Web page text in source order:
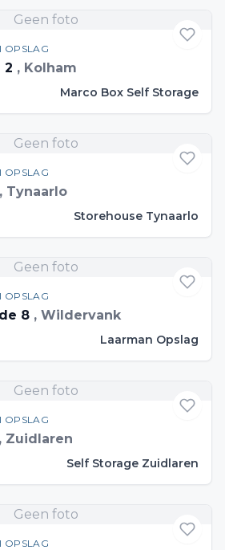
Geen foto
OPSLAG
2 , Kolham
Marco Box Self Storage
Geen foto
OPSLAG
, Tynaarlo
Storehouse Tynaarlo
Geen foto
OPSLAG
8 , Wildervank
Laarman Opslag
Geen foto
OPSLAG
, Zuidlaren
Self Storage Zuidlaren
Geen foto
OPSLAG